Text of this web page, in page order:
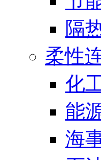
隔
柔性
化
能
海